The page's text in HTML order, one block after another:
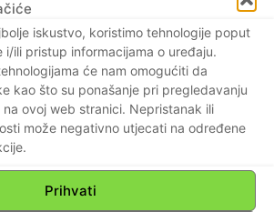
iskustvo, koristimo tehnologije poput
i/ili pristup informacijama o uređaju.
će nam omogućiti da
kao što su ponašanje pri pregledavanju
ovoj web stranici. Nepristanak ili
može negativno utjecati na određene
Prihvati
u našemu životu? Koliko
obiteljima muž pravo
žena muža? Koliko roditelji
a djeca roditelje? Koliko
djevojku, a djevojka
li mlađi danas u našoj
Postajemo u najmanju
samima sebi i drugima ako